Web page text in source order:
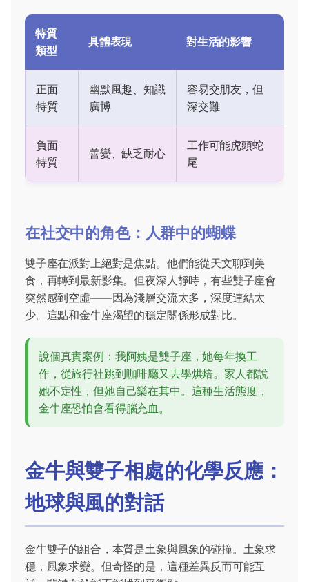
特質
類型
具體表現 對生活的影響
正面
特質
幽默風趣、知識
廣博
容易交朋友，但
深交難
負面
特質
善變、缺乏耐心
工作可能虎頭蛇
尾
在社交中的角色：人群中的蝴蝶
雙子座在派對上絕對是焦點。他們能從天文聊到美
食，再轉到最新影集。但夜深人靜時，有些雙子座會
突然感到空虛——因為淺層交流太多，深度連結太
少。這點和金牛座渴望的穩定關係形成對比。
說個真實案例：我阿姨是雙子座，她每年換工
作，從旅行社跳到咖啡廳又去學烘焙。家人都說
她不定性，但她自己樂在其中。這種生活態度，
金牛座恐怕會看得腦充血。
金牛與雙子相處的化學反應：
地球與風的對話
金牛雙子的組合，本質是土象與風象的碰撞。土象求
穩，風象求變。但奇怪的是，這種差異反而可能互